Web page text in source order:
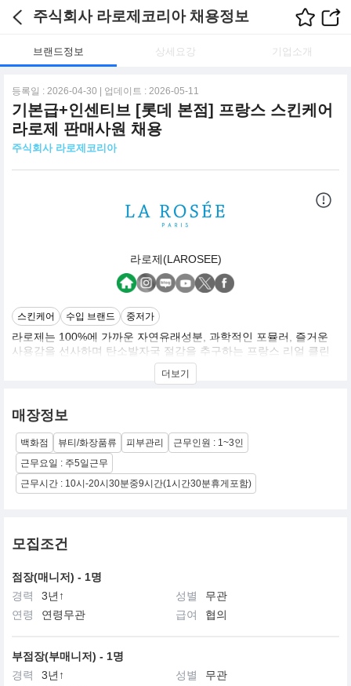
주식회사 라로제코리아 채용정보
브랜드정보 상세요강 기업소개
등록일 : 2026-04-30 | 업데이트 : 2026-05-11
기본급+인센티브 [롯데 본점] 프랑스 스킨케어
라로제 판매사원 채용
주식회사 라로제코리아
라로제(LAROSEE)
스킨케어 수입 브랜드 중저가
라로제는 100%에 가까운 자연유래성분, 과학적인 포뮬러, 즐거운
사용감을 선사하며 탄소발자국 절감을 추구하는 프랑스 리얼 클린
더보기
매장정보
백화점 뷰티/화장품류 피부관리
근무인원 : 1~3인
근무요일 : 주5일근무
근무시간 : 10시-20시30분중9시간(1시간30분휴게포함)
모집조건
점장(매니저) - 1명
경력
3년↑ 성별
무관
연령
연령무관 급여 협의
부점장(부매니저) - 1명
경력
3년↑ 성별
무관